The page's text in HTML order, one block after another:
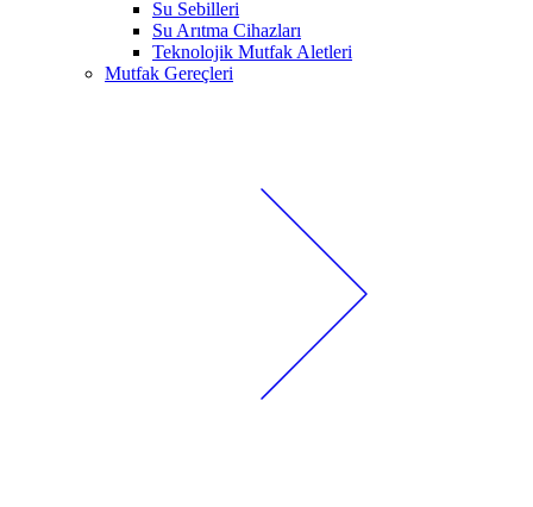
Su Sebilleri
Su Arıtma Cihazları
Teknolojik Mutfak Aletleri
Mutfak Gereçleri